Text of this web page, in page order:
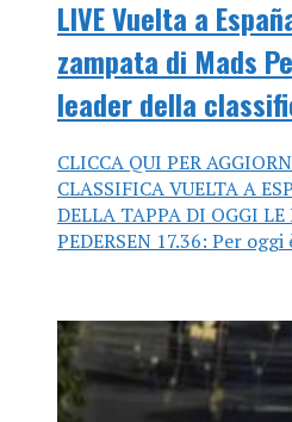
LIVE Vuelta a
zampata di Mads
leader della
CLICCA QUI PER
CLASSIFICA VUELTA A
DELLA TAPPA DI OGGI
PEDERSEN 17.36: Per oggi